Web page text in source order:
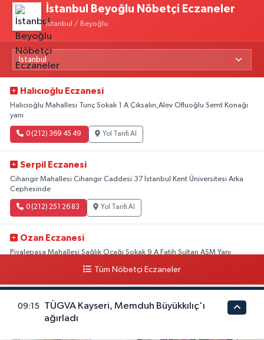
İstanbul Beyoğlu Nöbetçi Eczaneler
İstanbul / Beyoğlu
Halıcıoğlu Eczanesi
Halıcıoğlu Mahallesi Tunç Sokak 1 A Çıksalın,Alev Ofluoğlu Semt Konağı
yanı
0 (212) 369 45 49 Yol Tarifi Al
Serpil Eczanesi
Cihangir Mahallesi Cihangir Caddesi 37 İstanbul Kent Üniversitesi Arka
Cephesinde
0 (212) 251 26 83 Yol Tarifi Al
Ozan Eczanesi
Piyalepaşa Mahallesi Sağlık Ocağı Sokak 9 A Fatih Sultan ASM Yanı
Yol Tarifi Al
Tüm Nöbetçi Eczaneler
09:15
TÜGVA Kayseri, Memduh Büyükkılıç'ı
ağırladı